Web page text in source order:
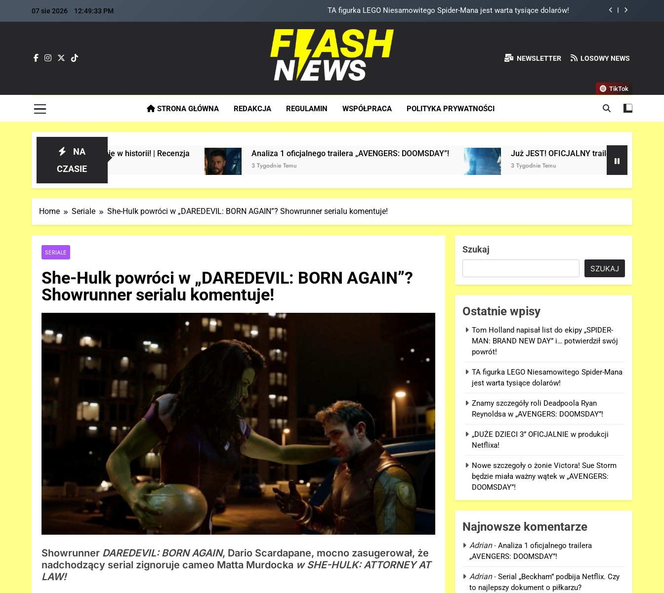
07 sie 2026 12:49:34 PM
Znamy szczegóły roli Deadpoola Ryan Reynoldsa w „AVENGERS: DOOMSDAY”!
Tom Holland napisał list do ekipy „SPIDER-MAN: BRAND NEW DAY” i… potwierdził swój powrót!
TA figurka LEGO Niesamowitego Spider-Mana jest warta tysiące dolarów!
Znamy szczegóły roli Deadpoola Ryan Reynoldsa w „AVENGERS: DOOMSDAY”!
„DUŻE DZIECI 3” OFICJALNIE w produkcji Netflixa!
Flash News
Najszybsza Dawka Newsów W Sieci
NEWSLETTER LOSOWY NEWS
STRONA GŁÓWNA REDAKCJA REGULAMIN WSPÓŁPRACA POLITYKA PRYWATNOŚCI
TikTok
NA
CZASIE
Manie w historii! | Recenzja Analiza 1 oficjalnego trailera „AVENGERS: DOOMSDAY”!
3 Tygodnie Temu
Już JEST! OFICJALNY trailer filmu „AVENGERS: DOOMSDAY” w
3 Tygodnie Temu
Home Seriale She-Hulk powróci w „DAREDEVIL: BORN AGAIN”? Showrunner serialu komentuje!
SERIALE
She-Hulk powróci w „DAREDEVIL: BORN AGAIN”?
Showrunner serialu komentuje!
Showrunner DAREDEVIL: BORN AGAIN, Dario Scardapane, mocno zasugerował, że
nadchodzący serial zignoruje cameo Matta Murdocka w SHE-HULK: ATTORNEY AT
LAW!
Szukaj
SZUKAJ
Ostatnie wpisy
Tom Holland napisał list do ekipy „SPIDER-
MAN: BRAND NEW DAY” i… potwierdził swój
powrót!
TA figurka LEGO Niesamowitego Spider-Mana
jest warta tysiące dolarów!
Znamy szczegóły roli Deadpoola Ryan
Reynoldsa w „AVENGERS: DOOMSDAY”!
„DUŻE DZIECI 3” OFICJALNIE w produkcji
Netflixa!
Nowe szczegoły o żonie Victora! Sue Storm
będzie miała ważny wątek w „AVENGERS:
DOOMSDAY”!
Najnowsze komentarze
Adrian-Analiza 1 oficjalnego trailera
„AVENGERS: DOOMSDAY”!
Adrian-Serial „Beckham” podbija Netflix. Czy
to najlepszy dokument o piłkarzu?